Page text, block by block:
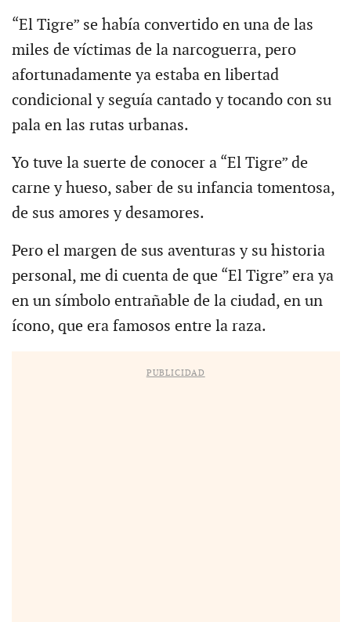
“El Tigre” se había convertido en una de las
miles de víctimas de la narcoguerra, pero
afortunadamente ya estaba en libertad
condicional y seguía cantado y tocando con su
pala en las rutas urbanas.
Yo tuve la suerte de conocer a “El Tigre” de
carne y hueso, saber de su infancia tomentosa,
de sus amores y desamores.
Pero el margen de sus aventuras y su historia
personal, me di cuenta de que “El Tigre” era ya
en un símbolo entrañable de la ciudad, en un
ícono, que era famosos entre la raza.
PUBLICIDAD